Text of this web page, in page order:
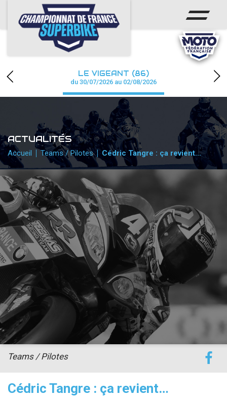
ACCUEIL
CHAMPIONNAT
CALENDRIER
PHOTOS / WEB TV
PARTENAIRES
PRESSE
PRESSE
accéder à la billetterie
LE VIGEANT (86)
du 30/07/2026 au 02/08/2026
ACTUALITÉS
Accueil Teams / Pilotes Cédric Tangre : ça revient…
Cédric Tangre : ça revient…
Teams / Pilotes